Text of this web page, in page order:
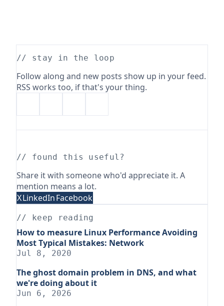
// stay in the loop
Follow along and new posts show up in your feed.
RSS works too, if that's your thing.
// found this useful?
Share it with someone who'd appreciate it. A
mention means a lot.
XLinkedInFacebook
// keep reading
How to measure Linux Performance Avoiding
Most Typical Mistakes: Network
Jul 8, 2020
The ghost domain problem in DNS, and what
we're doing about it
Jun 6, 2026